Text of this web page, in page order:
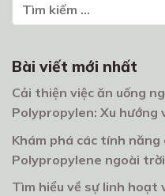
Bài viết mới nhất
Cải thiện việc ăn uống
Polypropylen: Xu hướng
Khám phá các tính năng
Polypropylene ngoài
Tìm hiểu về sự linh hoạt